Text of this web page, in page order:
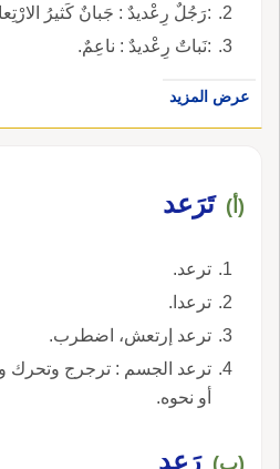
:رَجُلٌ رِعْديدٌ : جَبانٌ كَثيرُ
:نَباتٌ رِعْديدٌ : ناعِمٌ.
عرض المزيد
(أ) تَرَعد
ترعد.
ترعدا.
ترعد إرتعش، اضطرب.
ترعد الجسم : ترجرج
أو نحوه.
(ب) رَعد